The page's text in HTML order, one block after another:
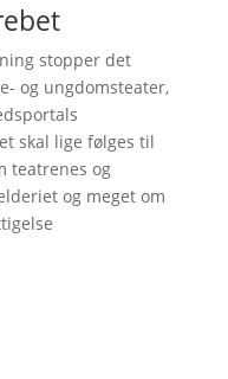
stopper det
og ungdomsteater,
skal lige følges til
teatrenes og
og meget om